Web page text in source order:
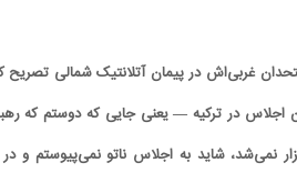
غربی‌اش در پیمان آتلانتیک شمالی تصریح
اجلاس در ترکیه — یعنی جایی که دوستم که
شاید به اجلاس ناتو نمی‌پیوستم و
قائم
کاریکاتور/ همنشینی شهرام